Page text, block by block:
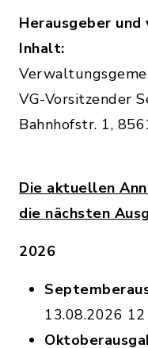
Herausgeber
Inhalt:
VG-Vorsitzender
Bahnhofstr. 1,
Die aktuellen
die nächsten
2026
13.08.2026